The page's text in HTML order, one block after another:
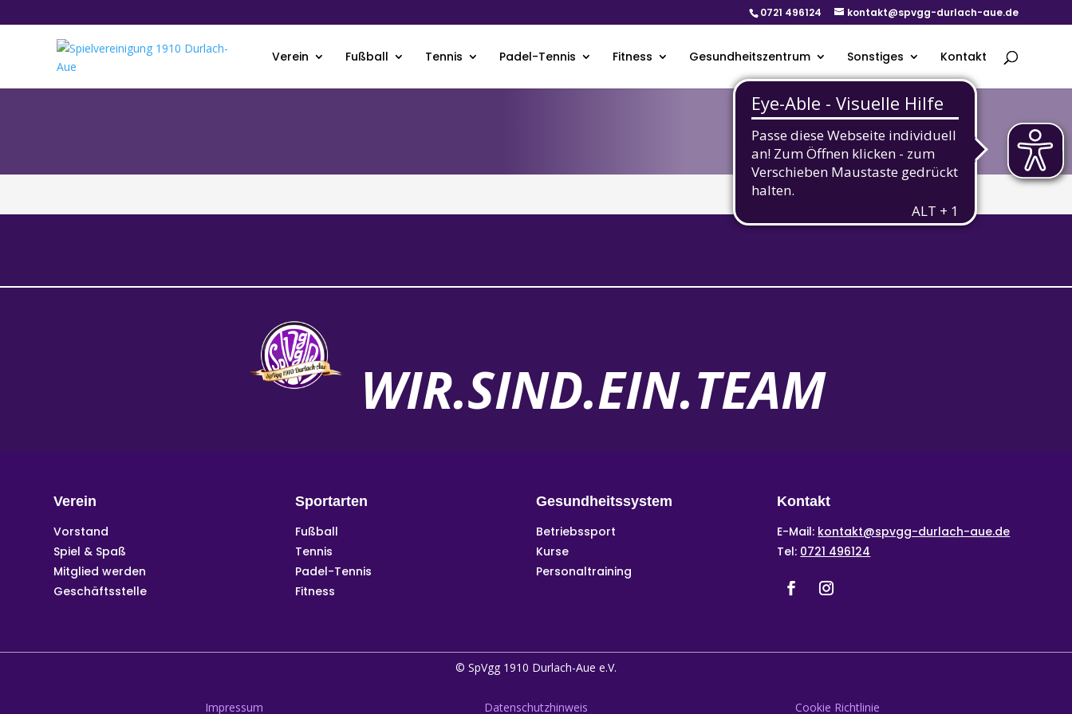
0721 496124 kontakt@spvgg-durlach-aue.de
Verein Fußball Tennis Padel-Tennis Fitness Gesundheitszentrum Sonstiges Kontakt
WIR.SIND.EIN.TEAM
Verein
Vorstand
Spiel & Spaß
Mitglied werden
Geschäftsstelle
Sportarten
Fußball
Tennis
Padel-Tennis
Fitness
Gesundheitssystem
Betriebssport
Kurse
Personaltraining
Kontakt
E-Mail: kontakt@spvgg-durlach-aue.de
Tel: 0721 496124
© SpVgg 1910 Durlach-Aue e.V.
Impressum Datenschutzhinweis Cookie Richtlinie